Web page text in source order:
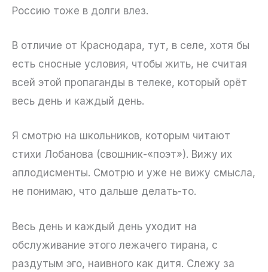
Россию тоже в долги влез.
В отличие от Краснодара, тут, в селе, хотя бы
есть сносные условия, чтобы жить, не считая
всей этой пропаганды в телеке, который орёт
весь день и каждый день.
Я смотрю на школьников, которым читают
стихи Лобанова (свошник-«поэт»). Вижу их
аплодисменты. Смотрю и уже не вижу смысла,
не понимаю, что дальше делать-то.
Весь день и каждый день уходит на
обслуживание этого лежачего тирана, с
раздутым эго, наивного как дитя. Слежу за